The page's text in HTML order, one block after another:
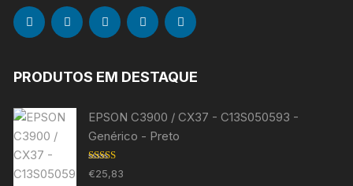
PRODUTOS EM DESTAQUE
EPSON C3900 / CX37 - C13S050593 -
Genérico - Preto
Avaliação
5.00de 5
€25,83